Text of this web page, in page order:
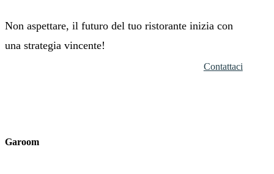
Non aspettare, il futuro del tuo ristorante inizia con
una strategia vincente!
Contattaci
Garoom